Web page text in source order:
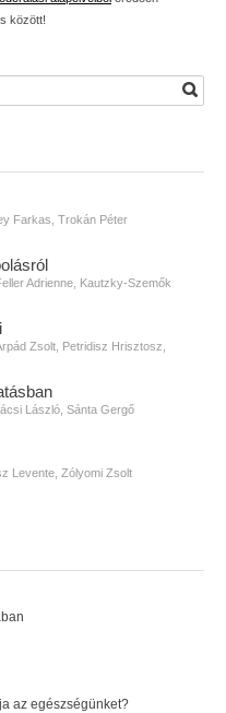
között!
Farkas, Trokán Péter
Adrienne, Kautzky-Szemők
Zsolt, Petridisz Hrisztosz,
László, Sánta Gergő
Levente, Zólyomi Zsolt
az egészségünket?